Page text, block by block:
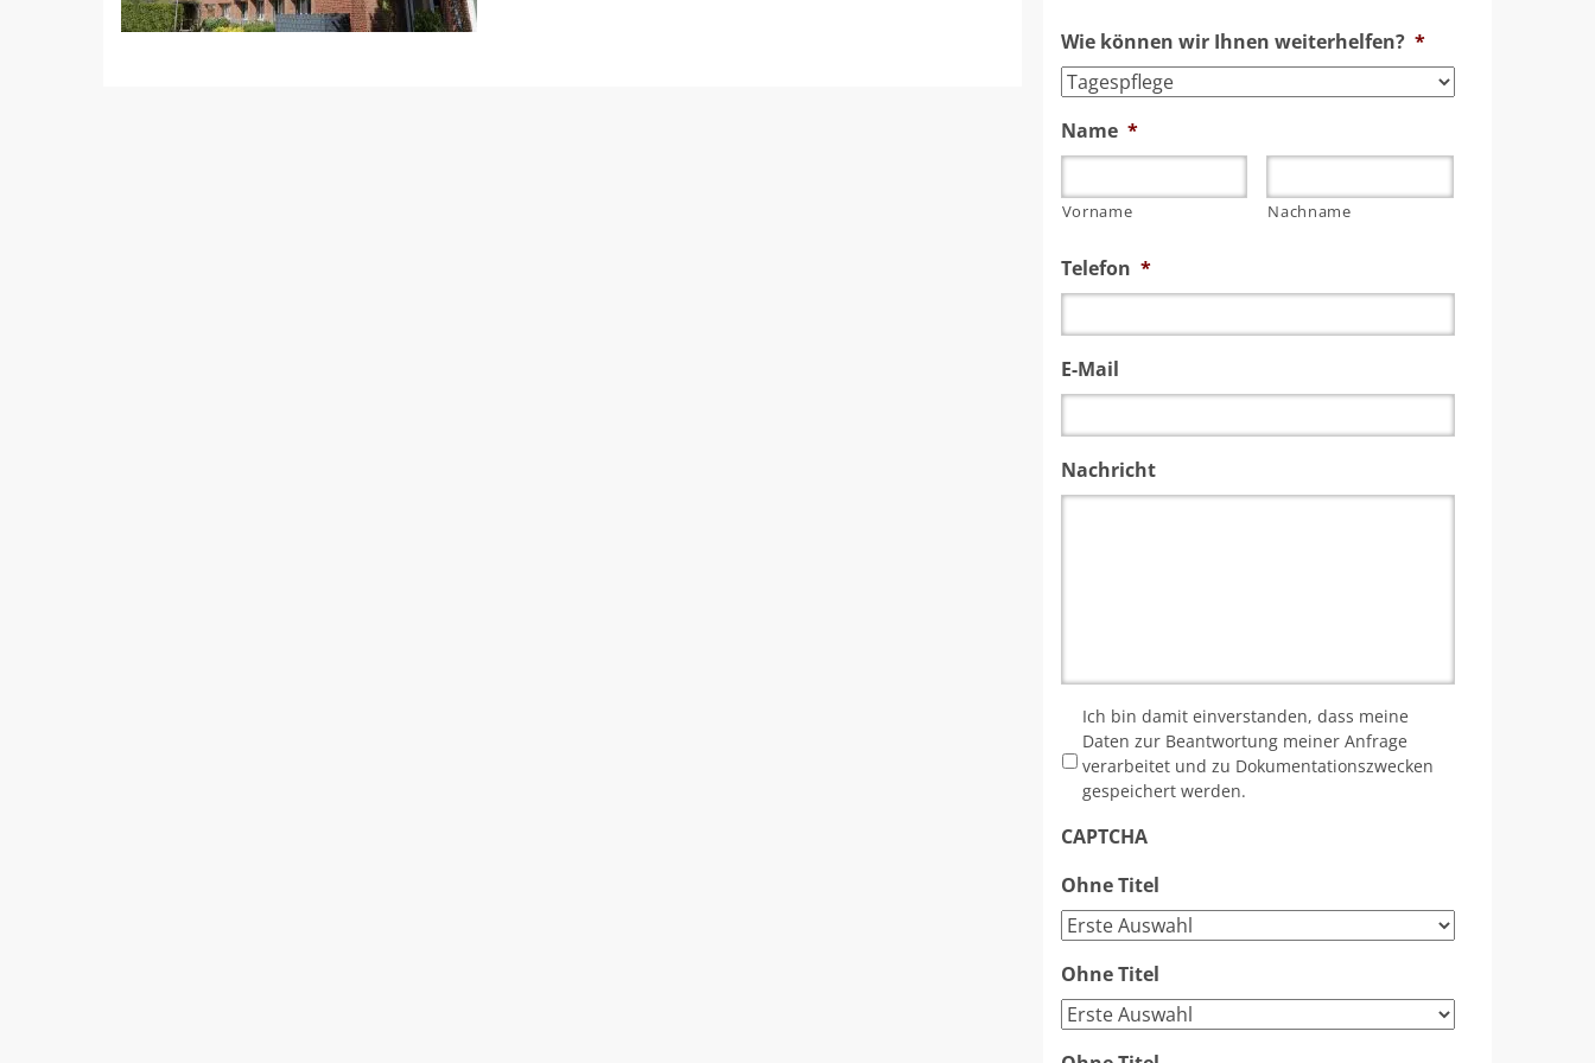
Wie können wir Ihnen weiterhelfen? *
Name *
Vorname Nachname
Telefon *
E-Mail
Nachricht
Ich bin damit einverstanden, dass meine
Daten zur Beantwortung meiner Anfrage
verarbeitet und zu Dokumentationszwecken
gespeichert werden.
CAPTCHA
Ohne Titel
Ohne Titel